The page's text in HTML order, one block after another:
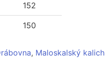
152
150
, Maloskalský kalich